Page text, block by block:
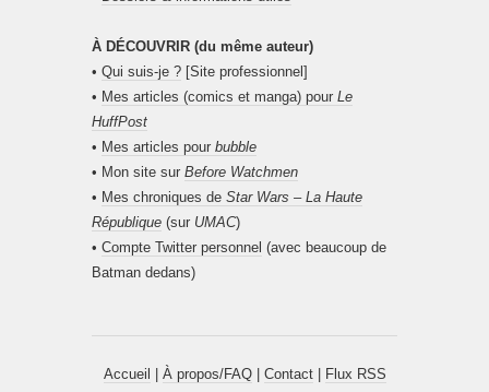
À DÉCOUVRIR (du même auteur)
• Qui suis-je ? [Site professionnel]
• Mes articles (comics et manga) pour Le
HuffPost
• Mes articles pour bubble
• Mon site sur Before Watchmen
• Mes chroniques de Star Wars – La Haute
République (sur UMAC)
• Compte Twitter personnel (avec beaucoup de
Batman dedans)
Accueil | À propos/FAQ| Contact| Flux RSS